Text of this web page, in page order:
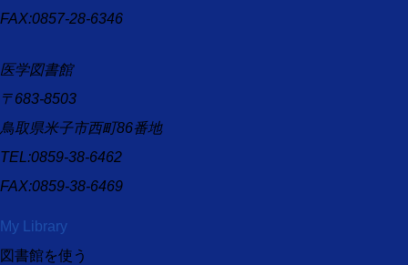
FAX:0857-28-6346
医学図書館
〒683-8503
鳥取県米子市西町86番地
TEL:0859-38-6462
FAX:0859-38-6469
My Library
図書館を使う